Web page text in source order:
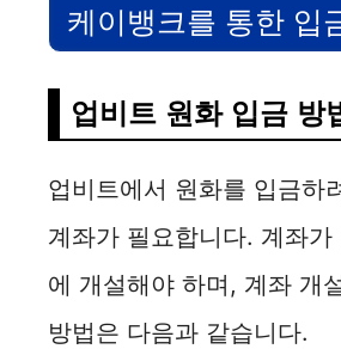
케이뱅크를 통한 입
업비트 원화 입금 방
업비트에서 원화를 입금하
계좌가 필요합니다. 계좌가
에 개설해야 하며, 계좌 개
방법은 다음과 같습니다.